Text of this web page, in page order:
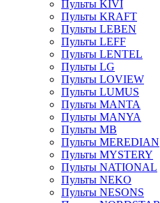
Пульты KIVI
Пульты KRAFT
Пульты LEBEN
Пульты LEFF
Пульты LENTEL
Пульты LG
Пульты LOVIEW
Пульты LUMUS
Пульты MANTA
Пульты MANYA
Пульты MB
Пульты MEREDIAN
Пульты MYSTERY
Пульты NATIONAL
Пульты NEKO
Пульты NESONS